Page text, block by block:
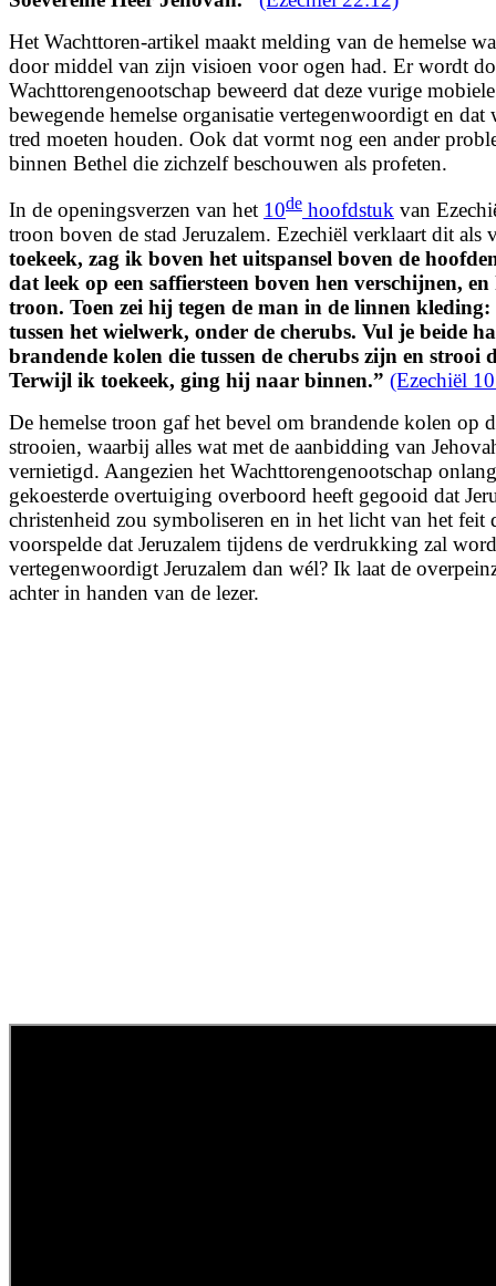
Het Wachttoren-artikel maakt melding van de hemelse
door middel van zijn visioen voor ogen had. Er wordt
Wachttorengenootschap beweerd dat deze vurige
bewegende hemelse organisatie vertegenwoordigt en
tred moeten houden. Ook dat vormt nog een ander
binnen Bethel die zichzelf beschouwen als profeten.
In de openingsverzen van het 10de hoofdstuk van
troon boven de stad Jeruzalem. Ezechiël verklaart dit als
toekeek, zag ik boven het uitspansel boven de
dat leek op een saffiersteen boven hen verschijnen,
troon. Toen zei hij tegen de man in de linnen
tussen het wielwerk, onder de cherubs. Vul je beide
brandende kolen die tussen de cherubs zijn en strooi
Terwijl ik toekeek, ging hij naar binnen.” (Ezechiël
De hemelse troon gaf het bevel om brandende kolen op
strooien, waarbij alles wat met de aanbidding van
vernietigd. Aangezien het Wachttorengenootschap
gekoesterde overtuiging overboord heeft gegooid dat
christenheid zou symboliseren en in het licht van het feit
voorspelde dat Jeruzalem tijdens de verdrukking zal
vertegenwoordigt Jeruzalem dan wél? Ik laat de
achter in handen van de lezer.